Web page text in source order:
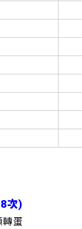
次)
轉蛋